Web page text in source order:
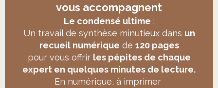
vous accompagnent
Le condensé ultime :
Un travail de synthèse minutieux dans un
recueil numérique de 120 pages
pour vous offrir les pépites de chaque
expert en quelques minutes de lecture.
En numérique, à imprimer